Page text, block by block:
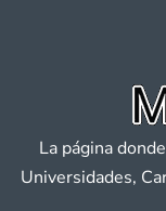
La página
Universidades,